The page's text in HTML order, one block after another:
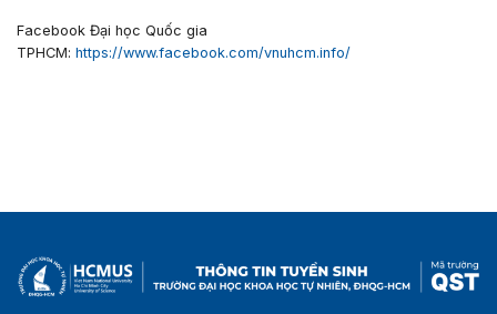
Facebook Đại học Quốc gia
TPHCM: https://www.facebook.com/vnuhcm.info/